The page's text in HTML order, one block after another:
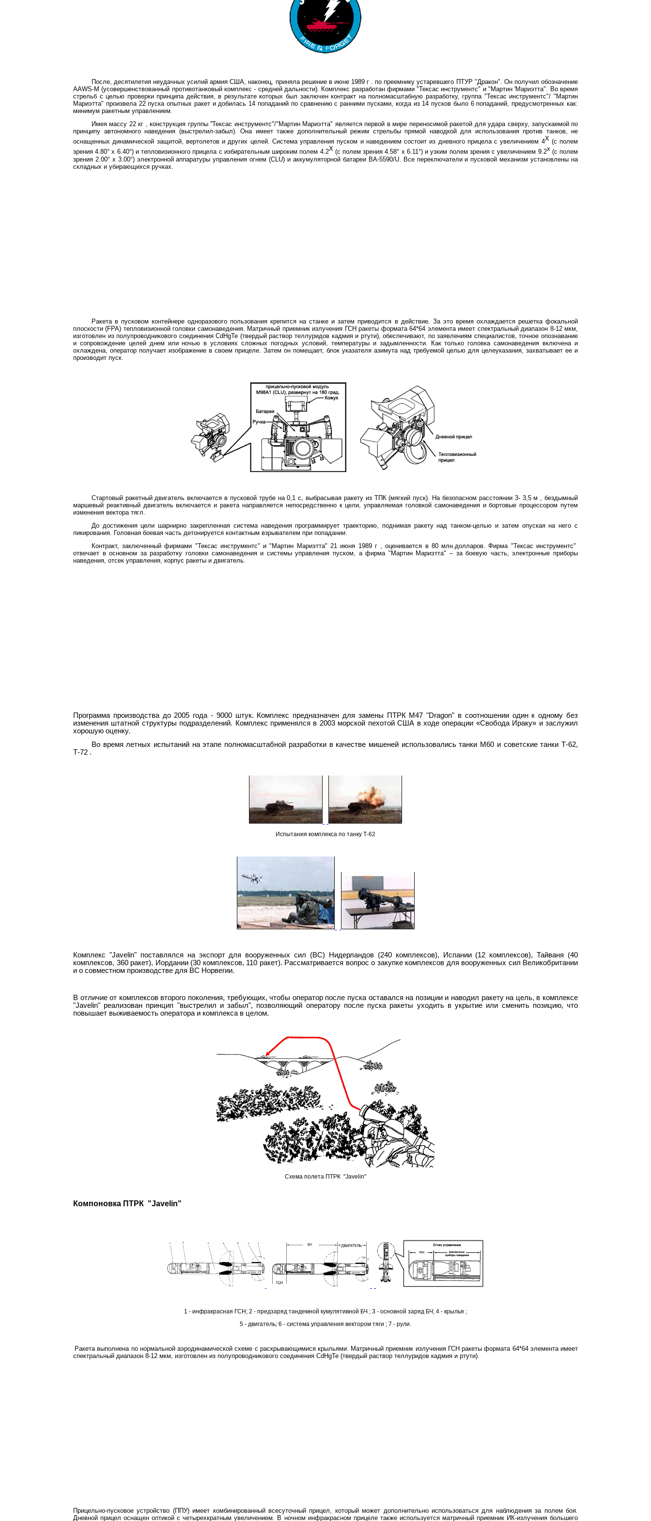
После, десятилетия неудачных усилий армия США, наконец, приняла решение в июне 1989 г . по преемнику устаревшего ПТУР "Дракон". Он получил обозначение
AAWS-M (усовершенствованный противотанковый комплекс - средней дальности). Комплекс разработан фирмами "Тексас инструментс" и "Мартин 'Мариэтта". Во время
стрельб с целью проверки принципа действия, в результате которых был заключен контракт на полно­масштабную разработку, группа "Тексас инструментс"/ "Мартин
Мариэтта" произвела 22 пуска опытных ракет и добилась 14 попаданий по сравнению с ранними пусками, когда из 14 пусков было 6 попаданий, предусмотренных как:
минимум ракетным управле­нием.
Имея массу 22 кг , конструкция группы ''Тексас инструментс"/"Мартин Мариэтта" является первой в мире переносимой ракетой для удара сверху, запускаемой по
принципу автономного наведения (выстрелил-забыл). Она имеет также дополнительный режим стрельбы прямой наводкой для использования против танков, не
оснащенных динамической защитой, вертолетов и других целей. Система управления пуском и наведением состоит из дневного прицела с увеличением 4X (с полем
зрения 4.80° x 6.40°) и тепловизионного прицела с избира­тельным широким полем 4.2X (с полем зрения 4.58° x 6.11°) и узким полем зрения с увеличением 9.2x (с полем
зрения 2.00° x 3.00°) электронной аппаратуры управления огнем (CLU) и аккумуляторной батареи BA-5590/U. Все переключатели и пусковой мexaнизм установлены на
складных и убирающихся ручках.
Ракета в пусковом контейнере одноразового пользования кре­пится на станке и затем приводится в действие. За это время охлаждается решетка фокальной
плоскости (FPA) тепловизионной головки самонаведения. Матричный приемник излучения ГСН ракеты формата 64*64 элемента имеет спектральный диапазон 8-12 мкм,
изготовлен из полупроводникового соединения CdHgTe (твердый раствор теллуридов кадмия и ртути), обеспечивают, по заявлениям специалистов, точное опознавание
и сопровождение целей днем или ночью в условиях сложных погодных условий, температуры и задымленности. Как только головка самонаведения включена и
охлаждена, оператор получает изображение в своем прицеле. Затем он помещает, блок указателя азимута над требуемой целью для целеуказания, захватывает ее и
производит пуск.
Стартовый ракетный двигатель включается в пусковой трубе на 0,1 с, выбрасывая ракету из ТПК (мягкий пуск). На безопасном расстоянии 3- 3,5 м , бездымный
маршевый реактивный двигатель включается и ракета направляется непосредственно к цели, управляемая головкой самонаведения и бортовые процессором путем
изменения вектора тягл.
До достижения цели шарнирно закрепленная система наведения программирует траекторию, поднимая ракету над танком-целью и затем опуская на него с
пикирования. Головная боевая часть детонируется контактным взрывателем при попадании.
Контракт, заключенный фирмами "Тексас инструментс" и "Мартин Мариэтта" 21 июня 1989 г, оценивается в 80 млн.долларов. Фирма "Тексас инструментс"
отвечает в основном за разработку головки самонаведения и системы управления пуском, а фирма "Мартин Мариэтта" – за боевую часть, электронные приборы
наведения, отсек управления, корпус ракеты и двигатель.
Программа производства до 2005 года - 9000 штук. Комплекс предназначен для замены ПТРК M47 "Dragon" в соотношении один к одному без
изменения штатной структуры подразделений. Комплекс применялся в 2003 морской пехотой США в ходе операции «Свобода Ираку» и заслужил
хорошую оценку.
Во время летных испытаний на этапе полномасштабной разработки в качестве мишеней использовались танки М60 и советские танки Т-62,
Т-72 .
Испытания комплекса по танку Т-62
Комплекс "Javelin" поставлялся на экспорт для вооруженных сил (ВС) Нидерландов (240 комплексов), Испании (12 комплексов), Тайваня (40
комплексов, 360 ракет), Иордании (30 комплексов, 110 ракет). Рассматривается вопрос о закупке комплексов для вооруженных сил Великобритании
и о совместном производстве для ВС Норвегии.
В отличие от комплексов второго поколения, требующих, чтобы оператор после пуска оставался на позиции и наводил ракету на цель, в комплексе
"Javelin" реализован принцип "выстрелил и забыл", позволяющий оператору после пуска ракеты уходить в укрытие или сменить позицию, что
повышает выживаемость оператора и комплекса в целом.
Схема полета ПТРК "Javelin"
Компоновка ПТРК "Javelin"
1 - инфракрасная ГСН; 2 - предзаряд тандемной кумулятивной БЧ ; 3 - основной заряд БЧ; 4 - крылья ;
5 - двигатель; 6 - система управления вектором тяги ; 7 - рули.
Ракета выполнена по нормальной аэродинамической схеме с раскрывающимися крыльями. Матричный приемник излучения ГСН ракеты формата 64*64 элемента имеет
спектральный диапазон 8-12 мкм, изготовлен из полупроводникового соединения CdHgTe (твердый раствор теллуридов кадмия и ртути).
Прицельно-пусковое устройство (ППУ) имеет комбинированный всесуточный прицел, который может дополнительно использоваться для наблюдения за полем боя.
Дневной прицел оснащен оптикой с четырехкратным увеличением. В ночном инфракрасном прицеле также используется матричный приемник ИК-излучения большего